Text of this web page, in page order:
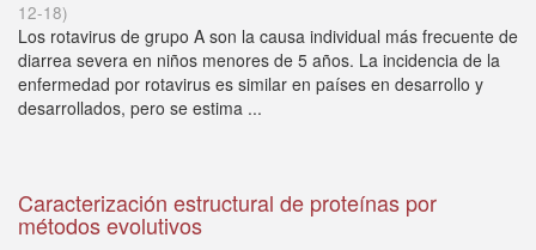
12-18)
Los rotavirus de grupo A son la causa individual más frecuente de
diarrea severa en niños menores de 5 años. La incidencia de la
enfermedad por rotavirus es similar en países en desarrollo y
desarrollados, pero se estima ...
Caracterización estructural de proteínas por
métodos evolutivos